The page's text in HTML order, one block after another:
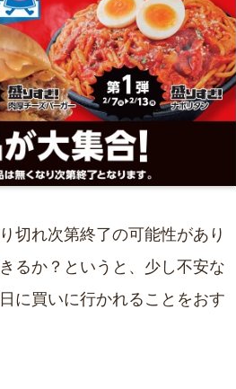
切れ次第終了の可能性があり
るか？というと、少し不安な
に買いに行かれることをおす